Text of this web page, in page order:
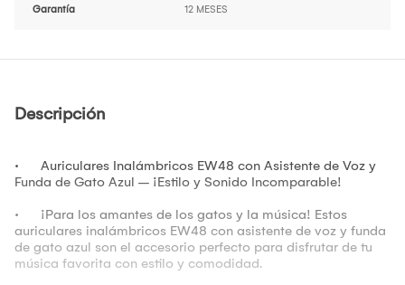
Garantía 12 MESES
Descripción
· Auriculares Inalámbricos EW48 con Asistente de Voz y
Funda de Gato Azul – ¡Estilo y Sonido Incomparable!
· ¡Para los amantes de los gatos y la música! Estos
auriculares inalámbricos EW48 con asistente de voz y funda
de gato azul son el accesorio perfecto para disfrutar de tu
música favorita con estilo y comodidad.